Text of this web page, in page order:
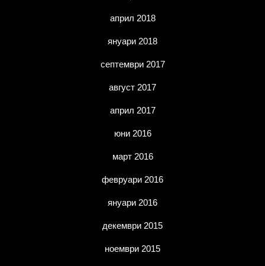
април 2018
януари 2018
септември 2017
август 2017
април 2017
юни 2016
март 2016
февруари 2016
януари 2016
декември 2015
ноември 2015